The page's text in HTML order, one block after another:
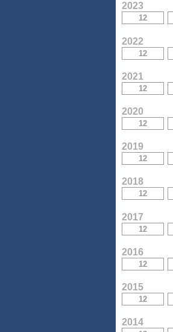
2023
12
2022
12
2021
12
2020
12
2019
12
2018
12
2017
12
2016
12
2015
12
2014